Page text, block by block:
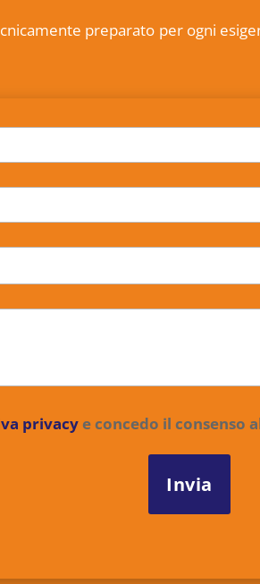
preparato per ogni
privacye concedo il consenso